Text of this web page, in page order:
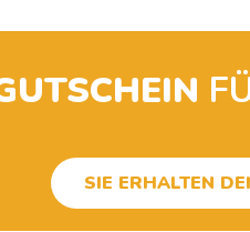
SIE ERHALTEN